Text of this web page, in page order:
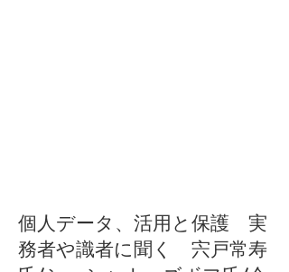
個人データ、活用と保護 実
務者や識者に聞く 宍戸常寿